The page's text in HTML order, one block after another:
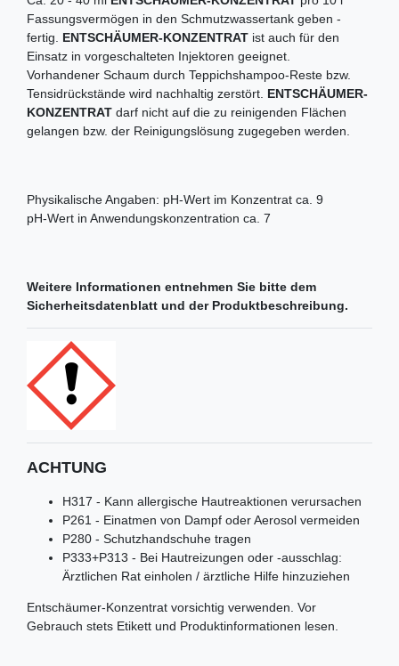
Fassungsvermögen in den Schmutzwassertank geben -
fertig. ENTSCHÄUMER-KONZENTRAT ist auch für den
Einsatz in vorgeschalteten Injektoren geeignet.
Vorhandener Schaum durch Teppichshampoo-Reste bzw.
Tensidrückstände wird nachhaltig zerstört. ENTSCHÄUMER-
KONZENTRAT darf nicht auf die zu reinigenden Flächen
gelangen bzw. der Reinigungslösung zugegeben werden.
Physikalische Angaben: pH-Wert im Konzentrat ca. 9
pH-Wert in Anwendungskonzentration ca. 7
Weitere Informationen entnehmen Sie bitte dem
Sicherheitsdatenblatt und der Produktbeschreibung.
ACHTUNG
H317 - Kann allergische Hautreaktionen verursachen
P261 - Einatmen von Dampf oder Aerosol vermeiden
P280 - Schutzhandschuhe tragen
P333+P313 - Bei Hautreizungen oder -ausschlag:
Ärztlichen Rat einholen / ärztliche Hilfe hinzuziehen
Entschäumer-Konzentrat vorsichtig verwenden. Vor
Gebrauch stets Etikett und Produktinformationen lesen.